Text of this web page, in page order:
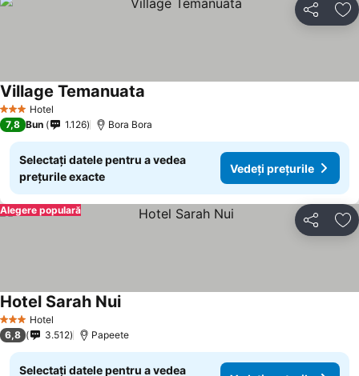
Distribuiți
3 SteleHotel
Village Temanuata
7,8 Bun 1.126 Bora Bora
Selectați datele pentru a vedea
prețurile exacte
Vedeți prețurile
Distribuiți
Alegere populară
3 SteleHotel
Hotel Sarah Nui
6,8 3.512 Papeete
Selectați datele pentru a vedea